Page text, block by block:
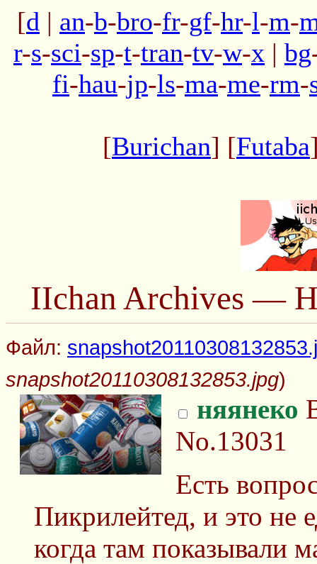
[d | an-b-bro-fr-gf-hr-l-m-
r-s-sci-sp-t-tran-tv-w-x | bg
fi-hau-jp-ls-ma-me-rm-
[Burichan] [Futaba
IIchan Archives —
Файл:
snapshot20110308132853.jpg)
няянеко
No.13031
Есть
Пикрилейтед, и это не
когда там показывали